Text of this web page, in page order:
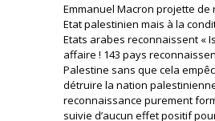
Emmanuel Macron projette de
Etat palestinien mais à la
Etats arabes reconnaissent «
affaire ! 143 pays
Palestine sans que cela
détruire la nation
reconnaissance purement
suivie d’aucun effet positif